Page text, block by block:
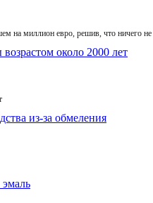
на миллион евро, решив, что ничего